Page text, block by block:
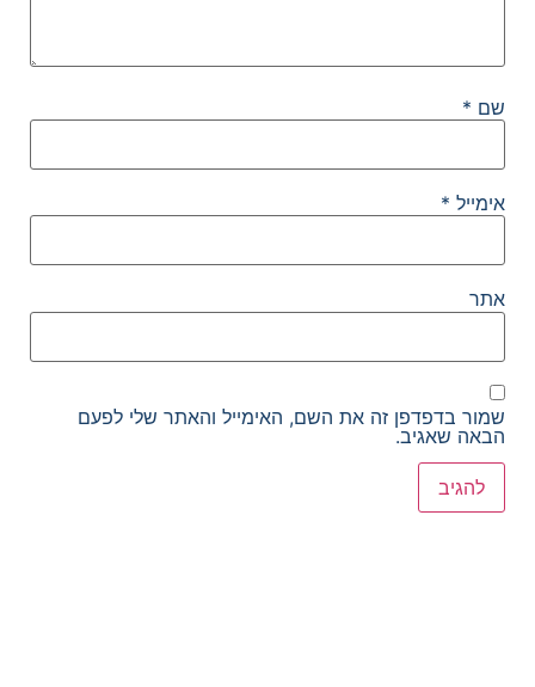
שם *
אימייל *
אתר
שמור בדפדפן זה את השם, האימייל והאתר שלי לפעם
הבאה שאגיב.